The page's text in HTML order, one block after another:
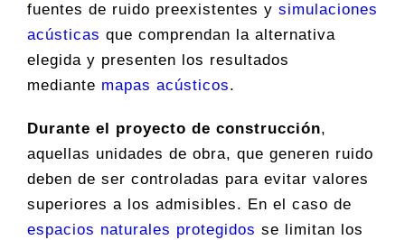
fuentes de ruido preexistentes y simulaciones
acústicas que comprendan la alternativa
elegida y presenten los resultados
mediante mapas acústicos.
Durante el proyecto de construcción,
aquellas unidades de obra, que generen ruido
deben de ser controladas para evitar valores
superiores a los admisibles. En el caso de
espacios naturales protegidos se limitan los